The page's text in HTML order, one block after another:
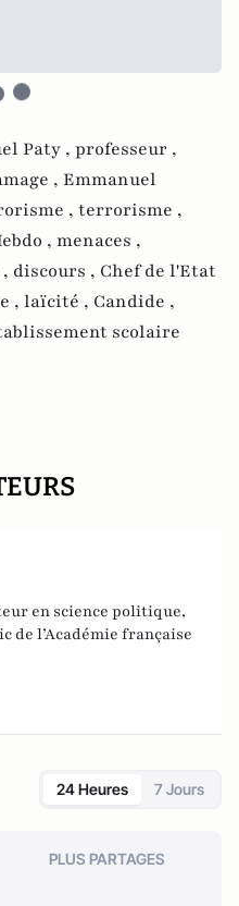
Paty , professeur ,
, Emmanuel
, terrorisme ,
, menaces ,
discours , Chef de l'Etat
, laïcité , Candide ,
scolaire
en science politique,
de l’Académie française
24 Heures 7 Jours
PLUS PARTAGES